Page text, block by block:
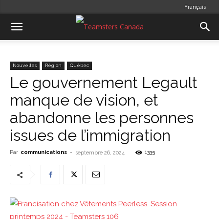
Français
Nouvelles Région Québec
Le gouvernement Legault
manque de vision, et
abandonne les personnes
issues de l’immigration
Par communications - septembre 26, 2024 1335